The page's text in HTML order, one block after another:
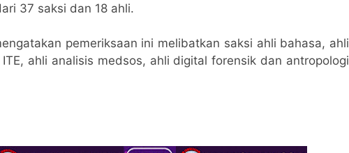
37 saksi dan 18 ahli.
pemeriksaan ini melibatkan saksi ahli bahasa, ahli
ahli analisis medsos, ahli digital forensik dan antropologi